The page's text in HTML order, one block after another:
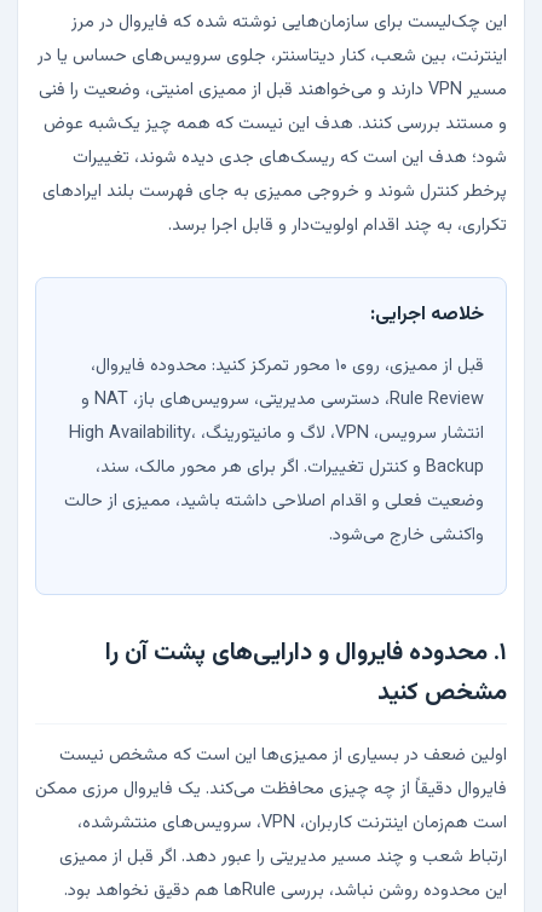
این چک‌لیست برای سازمان‌هایی نوشته شده که فایروال در مرز
اینترنت، بین شعب، کنار دیتاسنتر، جلوی سرویس‌های حساس یا در
مسیر VPN دارند و می‌خواهند قبل از ممیزی امنیتی، وضعیت را فنی
و مستند بررسی کنند. هدف این نیست که همه چیز یک‌شبه عوض
شود؛ هدف این است که ریسک‌های جدی دیده شوند، تغییرات
پرخطر کنترل شوند و خروجی ممیزی به جای فهرست بلند ایرادهای
تکراری، به چند اقدام اولویت‌دار و قابل اجرا برسد.
خلاصه اجرایی:
قبل از ممیزی، روی ۱۰ محور تمرکز کنید: محدوده فایروال،
Rule Review، دسترسی مدیریتی، سرویس‌های باز، NAT و
انتشار سرویس، VPN، لاگ و مانیتورینگ، High Availability،
Backup و کنترل تغییرات. اگر برای هر محور مالک، سند،
وضعیت فعلی و اقدام اصلاحی داشته باشید، ممیزی از حالت
واکنشی خارج می‌شود.
۱. محدوده فایروال و دارایی‌های پشت آن را
مشخص کنید
اولین ضعف در بسیاری از ممیزی‌ها این است که مشخص نیست
فایروال دقیقاً از چه چیزی محافظت می‌کند. یک فایروال مرزی ممکن
است هم‌زمان اینترنت کاربران، VPN، سرویس‌های منتشرشده،
ارتباط شعب و چند مسیر مدیریتی را عبور دهد. اگر قبل از ممیزی
این محدوده روشن نباشد، بررسی Ruleها هم دقیق نخواهد بود.